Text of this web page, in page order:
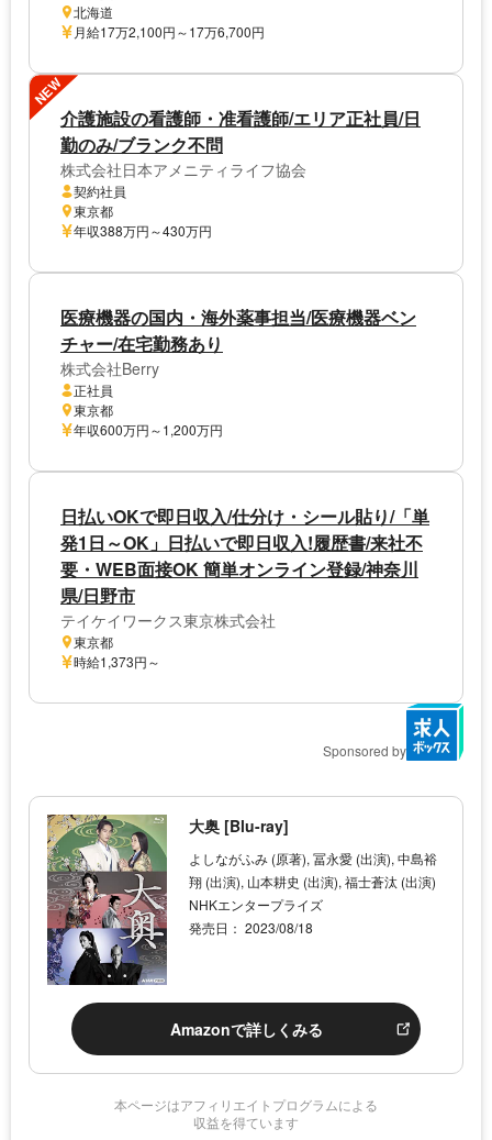
北海道
月給17万2,100円～17万6,700円
NEW
介護施設の看護師・准看護師/エリア正社員/日
勤のみ/ブランク不問
株式会社日本アメニティライフ協会
契約社員
東京都
年収388万円～430万円
医療機器の国内・海外薬事担当/医療機器ベン
チャー/在宅勤務あり
株式会社Berry
正社員
東京都
年収600万円～1,200万円
日払いOKで即日収入/仕分け・シール貼り/「単
発1日～OK」日払いで即日収入!履歴書/来社不
要・WEB面接OK 簡単オンライン登録/神奈川
県/日野市
テイケイワークス東京株式会社
東京都
時給1,373円～
Sponsored by
大奥 [Blu-ray]
よしながふみ (原著), 冨永愛 (出演), 中島裕
翔 (出演), 山本耕史 (出演), 福士蒼汰 (出演)
NHKエンタープライズ
発売日： 2023/08/18
Amazonで詳しくみる
本ページはアフィリエイトプログラムによる
収益を得ています